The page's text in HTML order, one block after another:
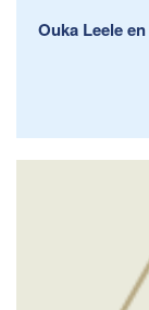
Ouka Leele